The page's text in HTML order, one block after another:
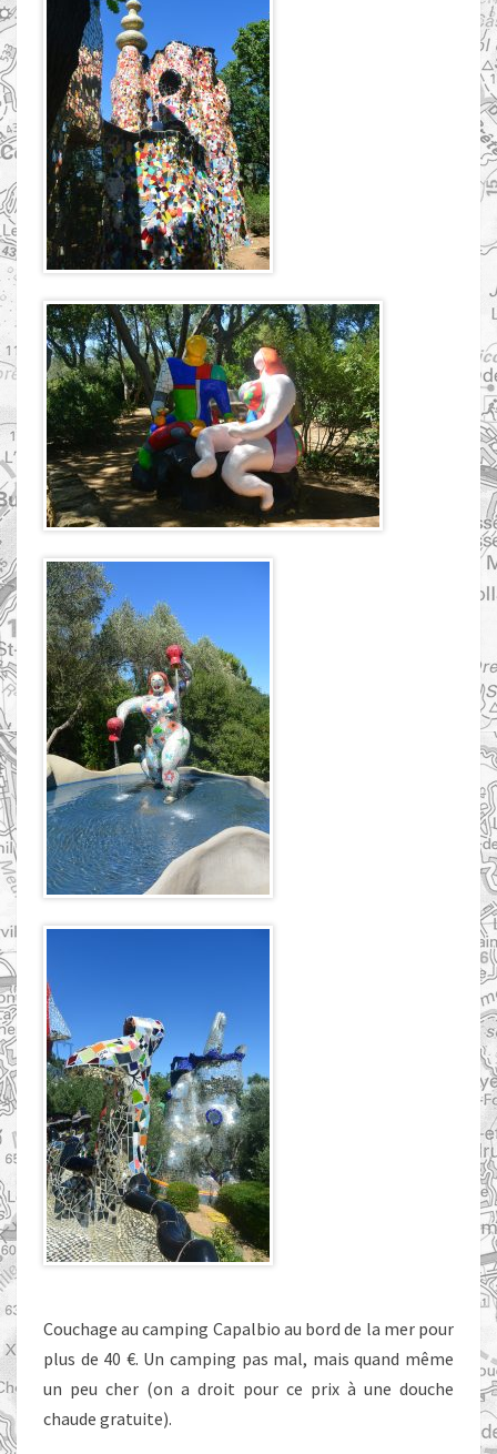
Couchage au camping Capalbio au bord de la mer pour
plus de 40 €. Un camping pas mal, mais quand même
un peu cher (on a droit pour ce prix à une douche
chaude gratuite).